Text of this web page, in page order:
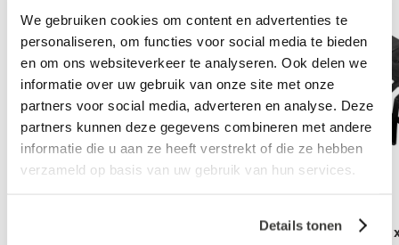
We gebruiken cookies om content en advertenties te
personaliseren, om functies voor social media te bieden
en om ons websiteverkeer te analyseren. Ook delen we
informatie over uw gebruik van onze site met onze
partners voor social media, adverteren en analyse. Deze
partners kunnen deze gegevens combineren met andere
informatie die u aan ze heeft verstrekt of die ze hebben
verzameld op basis van uw gebruik van hun services.
Details tonen
Bladvanger PE 60